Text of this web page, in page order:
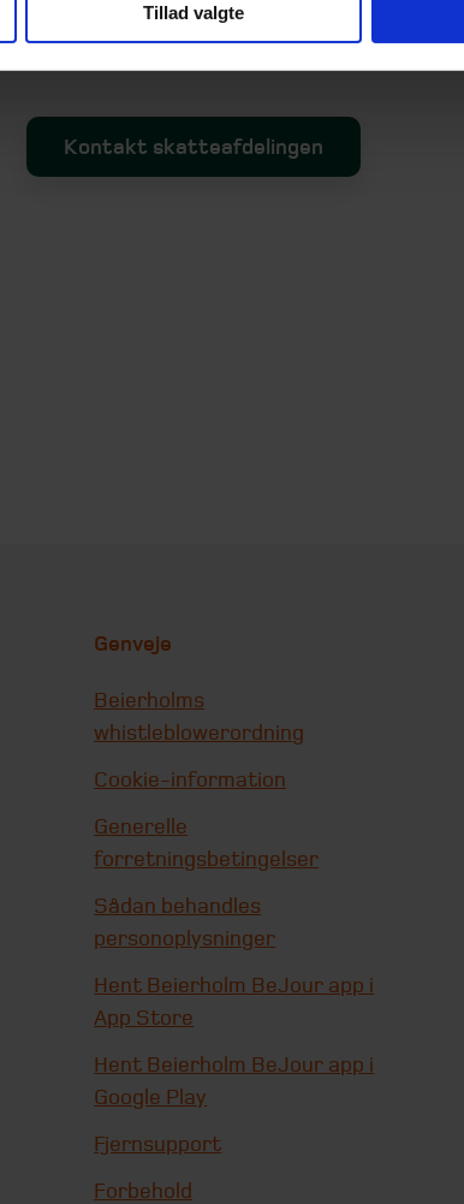
Tillad valgte
Kontakt skatteafdelingen
Genveje
Beierholms
whistleblowerordning
Cookie-information
Generelle
forretningsbetingelser
Sådan behandles
personoplysninger
Hent Beierholm BeJour app i
App Store
Hent Beierholm BeJour app i
Google Play
Fjernsupport
Forbehold